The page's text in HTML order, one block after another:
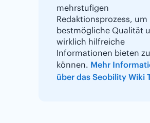
mehrstufigen
Redaktionsprozess, um
bestmögliche Qualität
wirklich hilfreiche
Informationen bieten zu
können. Mehr
über das Seobility Wiki